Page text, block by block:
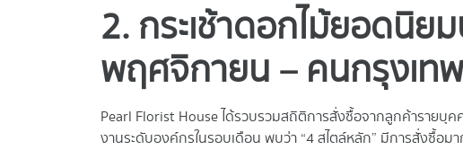
2. กระเช้าดอกไม้ยอดนิย
พฤศจิกายน – คนกรุงเท
Pearl Florist House ได้รวบรวมสถิติการสั่งซื้อจากลูกค้ารายบุค
งานระดับองค์กรในรอบเดือน พบว่า “4 สไตล์หลัก” มีการสั่งซื้อม